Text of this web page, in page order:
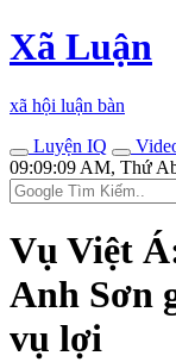
Xã Luận
xã hội luận bàn
Luyện IQ
09:09:09 AM, Thứ
Vụ Việt
Anh Sơn
vụ lợi